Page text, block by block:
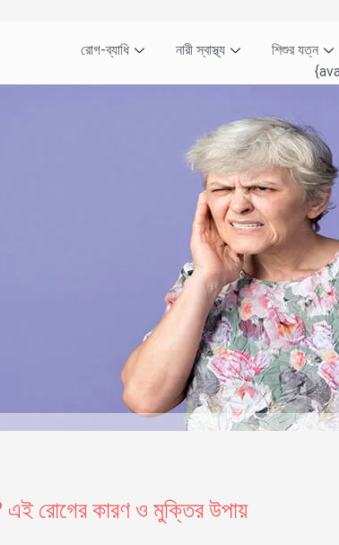
রোগ-ব্যাধি নারী স্বাস্থ্য শিশুর যত্ন
এই রোগের কারণ ও মুক্তির উপায়